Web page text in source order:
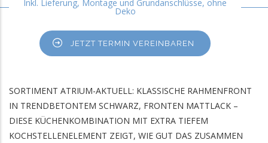
Inkl. Lieferung, Montage und Grundanschlüsse, ohne
Deko
JETZT TERMIN VEREINBAREN
SORTIMENT ATRIUM-AKTUELL: KLASSISCHE RAHMENFRONT
IN TRENDBETONTEM SCHWARZ, FRONTEN MATTLACK –
DIESE KÜCHENKOMBINATION MIT EXTRA TIEFEM
KOCHSTELLENELEMENT ZEIGT, WIE GUT DAS ZUSAMMEN